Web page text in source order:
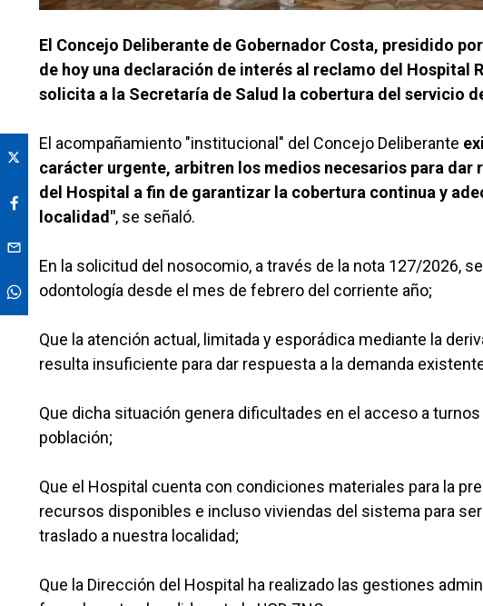
El Concejo Deliberante de Gobernador Costa, presidido
de hoy una declaración de interés al reclamo del Hospital
solicita a la Secretaría de Salud la cobertura del servicio
El acompañamiento "institucional" del Concejo Deliberante
carácter urgente, arbitren los medios necesarios para
del Hospital a fin de garantizar la cobertura continua y
localidad", se señaló.
En la solicitud del nosocomio, a través de la nota 127/2026,
odontología desde el mes de febrero del corriente año;
Que la atención actual, limitada y esporádica mediante la
resulta insuficiente para dar respuesta a la demanda
Que dicha situación genera dificultades en el acceso a
población;
Que el Hospital cuenta con condiciones materiales para la
recursos disponibles e incluso viviendas del sistema para
traslado a nuestra localidad;
Que la Dirección del Hospital ha realizado las gestiones